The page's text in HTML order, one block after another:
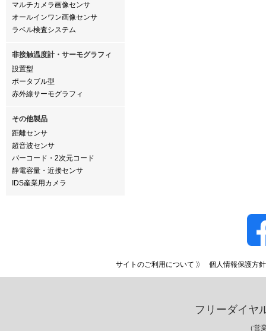
マルチカメラ画像センサ
オールインワン画像センサ
ラベル検査システム
非接触温度計・サーモグラフィ
設置型
ポータブル型
赤外線サーモグラフィ
その他製品
距離センサ
超音波センサ
バーコード・2次元コード
静電容量・近接センサ
IDS産業用カメラ
サイトのご利用について 個人情報保護方針
フリーダイヤ
（営